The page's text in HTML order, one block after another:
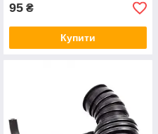
95 ₴
Купити